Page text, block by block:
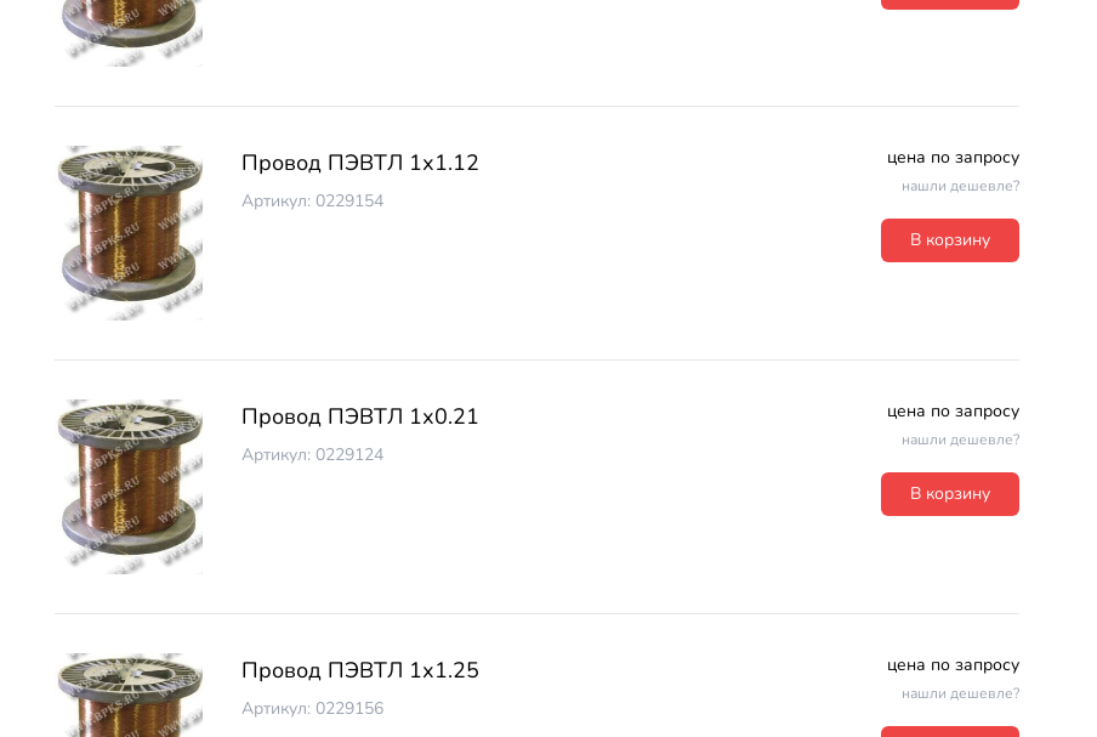
Провод ПЭВТЛ 1х1.12
Артикул: 0229154
цена по запросу
нашли дешевле?
В корзину
Провод ПЭВТЛ 1х0.21
Артикул: 0229124
цена по запросу
нашли дешевле?
В корзину
Провод ПЭВТЛ 1х1.25
Артикул: 0229156
цена по запросу
нашли дешевле?